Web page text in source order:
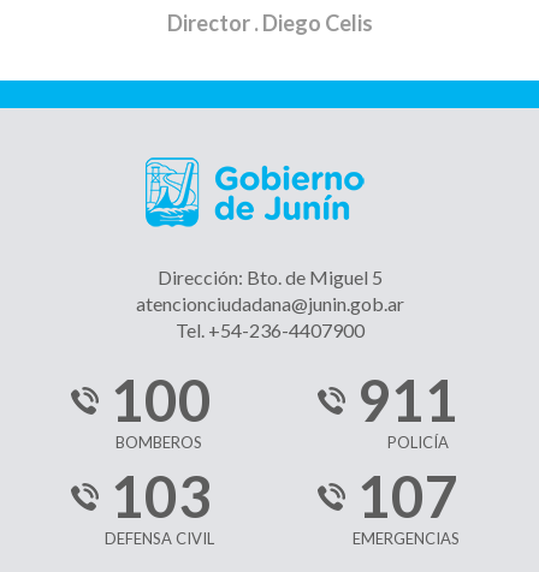
Director. Diego Celis
Dirección: Bto. de Miguel 5
atencionciudadana@junin.gob.ar
Tel. +54-236-4407900
100
BOMBEROS
911
POLICÍA
103
DEFENSA CIVIL
107
EMERGENCIAS